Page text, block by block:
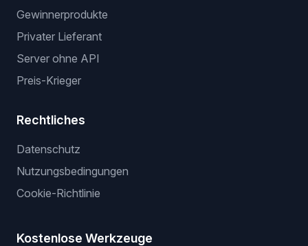
Gewinnerprodukte
Privater Lieferant
Server ohne API
Preis-Krieger
Rechtliches
Datenschutz
Nutzungsbedingungen
Cookie-Richtlinie
Kostenlose Werkzeuge